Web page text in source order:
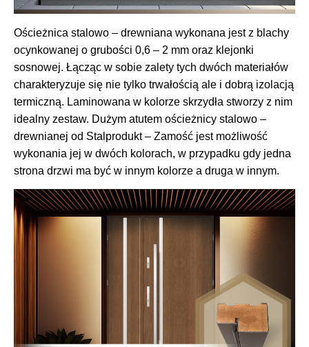
Ościeżnica stalowo – drewniana wykonana jest z blachy
ocynkowanej o grubości 0,6 – 2 mm oraz klejonki
sosnowej. Łącząc w sobie zalety tych dwóch materiałów
charakteryzuje się nie tylko trwałością ale i dobrą izolacją
termiczną. Laminowana w kolorze skrzydła stworzy z nim
idealny zestaw. Dużym atutem ościeżnicy stalowo –
drewnianej od Stalprodukt – Zamość jest możliwość
wykonania jej w dwóch kolorach, w przypadku gdy jedna
strona drzwi ma być w innym kolorze a druga w innym.